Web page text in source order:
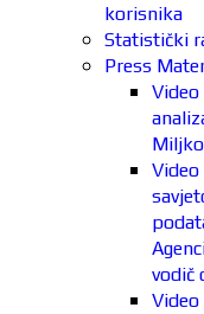
korisnika
Statistički
Press
Miljko
vodič
Video